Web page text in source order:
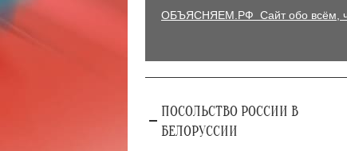
ОБЪЯСНЯЕМ.РФ Сайт обо всём,
ПОСОЛЬСТВО РОССИИ В
БЕЛОРУССИИ